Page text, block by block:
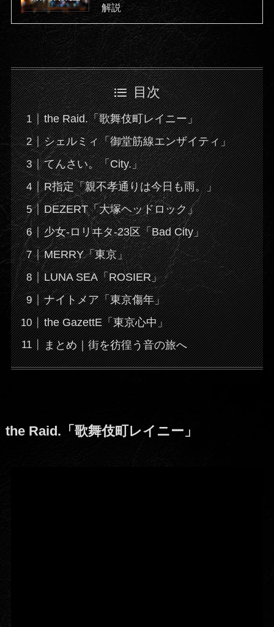
解説
目次
the Raid.「歌舞伎町レイニー」
シェルミィ「御堂筋線エンザイティ」
てんさい。「City.」
R指定「親不孝通りは今日も雨。」
DEZERT「大塚ヘッドロック」
少女-ロリヰタ-23区「Bad City」
MERRY「東京」
LUNA SEA「ROSIER」
ナイトメア「東京傷年」
the GazettE「東京心中」
まとめ｜街を彷徨う音の旅へ
the Raid.「歌舞伎町レイニー」